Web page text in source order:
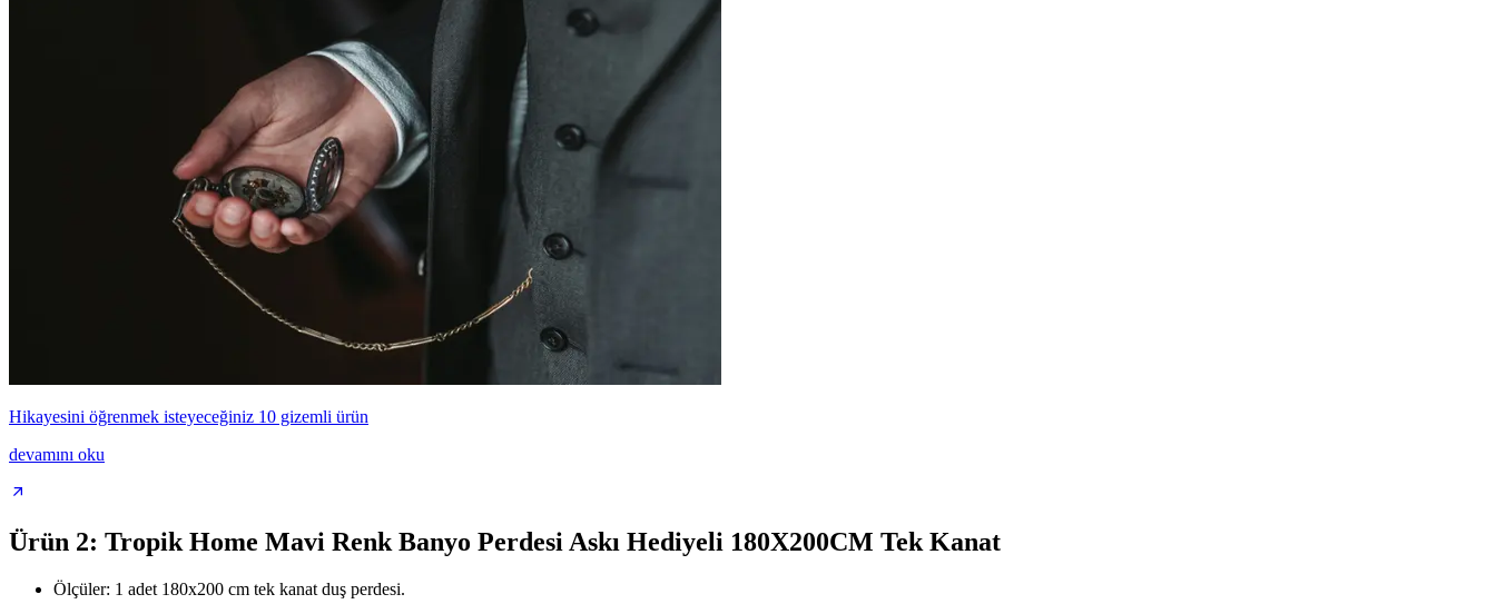
Hikayesini öğrenmek isteyeceğiniz 10 gizemli ürün
devamını oku
Ürün 2: Tropik Home Mavi Renk Banyo Perdesi Askı Hediyeli 180X200CM Tek Kanat
Ölçüler: 1 adet 180x200 cm tek kanat duş perdesi.